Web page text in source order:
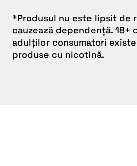
*Produsul nu este lipsit de
cauzează dependență. 18+
adulților consumatori
produse cu nicotină.